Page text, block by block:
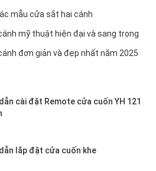
mẫu cửa sắt hai cánh
mỹ thuật hiện đại và sang trọng
đơn giản và đẹp nhất năm 2025
cài đặt Remote cửa cuốn YH 121
lắp đặt cửa cuốn khe